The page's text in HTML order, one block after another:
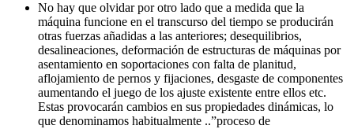
No hay que olvidar por otro lado que a medida que la
máquina funcione en el transcurso del tiempo se producirán
otras fuerzas añadidas a las anteriores; desequilibrios,
desalineaciones, deformación de estructuras de máquinas por
asentamiento en soportaciones con falta de planitud,
aflojamiento de pernos y fijaciones, desgaste de componentes
aumentando el juego de los ajuste existente entre ellos etc.
Estas provocarán cambios en sus propiedades dinámicas, lo
que denominamos habitualmente ..”proceso de